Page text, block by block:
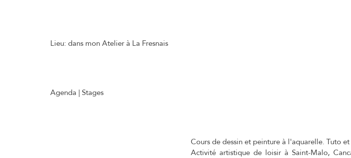
Lieu: dans mon Atelier à La Fresnais
Agenda | Stages
Cours de dessin et peinture à l'aquarelle. Tuto
Activité artistique de loisir à Saint-Malo,